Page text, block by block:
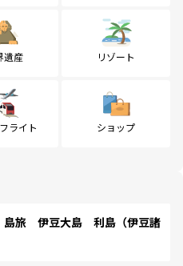
遺産 リゾート
ライト ショップ
旅 伊豆大島 利島（伊豆諸